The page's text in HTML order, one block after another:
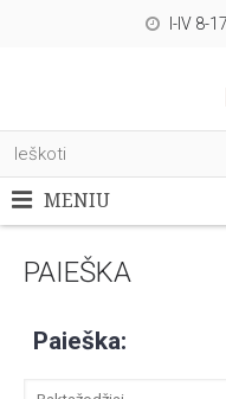
I-IV 8-
MENIU
PAIEŠKA
Paieška: